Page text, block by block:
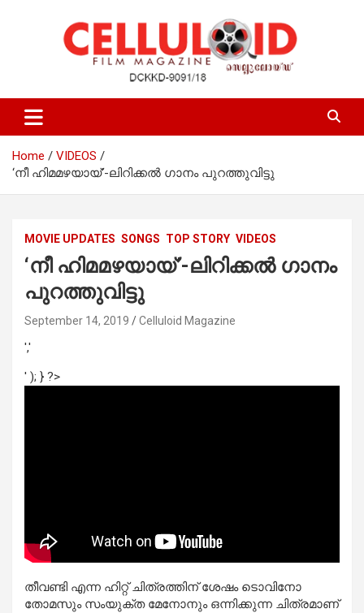
celluloid
Home
VIDEOS
‘നീ ഹിമമഴയായ്’-ലിറിക്കല്‍ ഗാനം പുറത്തുവിട്ടു
MOVIE UPDATES SONGS TOP STORY VIDEOS
‘നീ ഹിമമഴയായ്’-ലിറിക്കല്‍ ഗാനം
പുറത്തുവിട്ടു
September 14, 2019 Celluloid Magazine
','
' ); } ?>
തീവണ്ടി എന്ന ഹിറ്റ് ചിത്രത്തിന് ശേഷം ടൊവിനോ
തോമസും സംയുക്ത മേനോനും ഒന്നിക്കുന്ന ചിത്രമാണ്